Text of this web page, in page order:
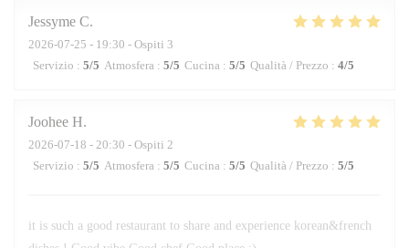
Jessyme C
2026-07-25 - 19:30 - Ospiti 3
Servizio : 5/5 Atmosfera : 5/5 Cucina : 5/5 Qualità / Prezzo : 4/5
Joohee H
2026-07-18 - 20:30 - Ospiti 2
Servizio : 5/5 Atmosfera : 5/5 Cucina : 5/5 Qualità / Prezzo : 5/5
it is such a good restaurant to share and experience korean&french